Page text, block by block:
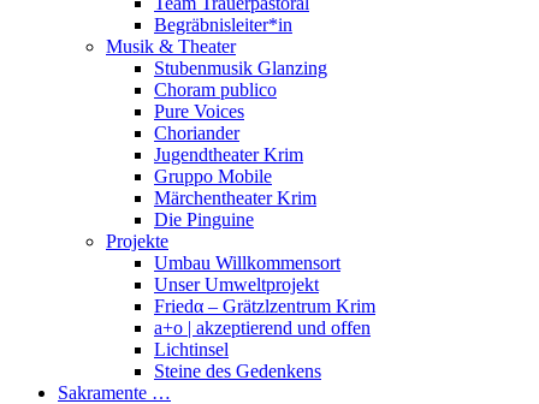
Begräbnisleiter*in
Musik & Theater
Stubenmusik Glanzing
Choram publico
Pure Voices
Choriander
Jugendtheater Krim
Gruppo Mobile
Märchentheater Krim
Die Pinguine
Projekte
Umbau Willkommensort
Unser Umweltprojekt
Friedα – Grätzlzentrum Krim
a+o | akzeptierend und offen
Lichtinsel
Steine des Gedenkens
Sakramente …